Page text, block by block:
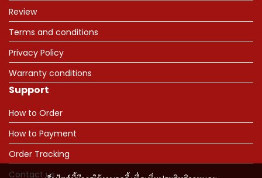
Review
Terms and conditions
Privacy Policy
Warranty conditions
Support
How to Order
How to Payment
Order Tracking
Contact us